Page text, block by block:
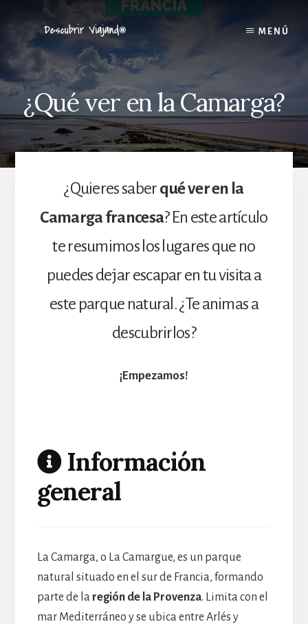
content
MENÚ
¿Qué ver en la Camarga?
¿Quieres saberqué ver en la
Camarga francesa? En este artículo
te resumimos los lugares que no
puedes dejar escapar en tu visita a
este parque natural. ¿Te animas a
descubrirlos?
¡Empezamos!
Información
general
La Camarga, o La Camargue, es un parque
natural situado en el sur de Francia, formando
parte de la región de la Provenza. Limita con el
mar Mediterráneo y se ubica entre Arlés y